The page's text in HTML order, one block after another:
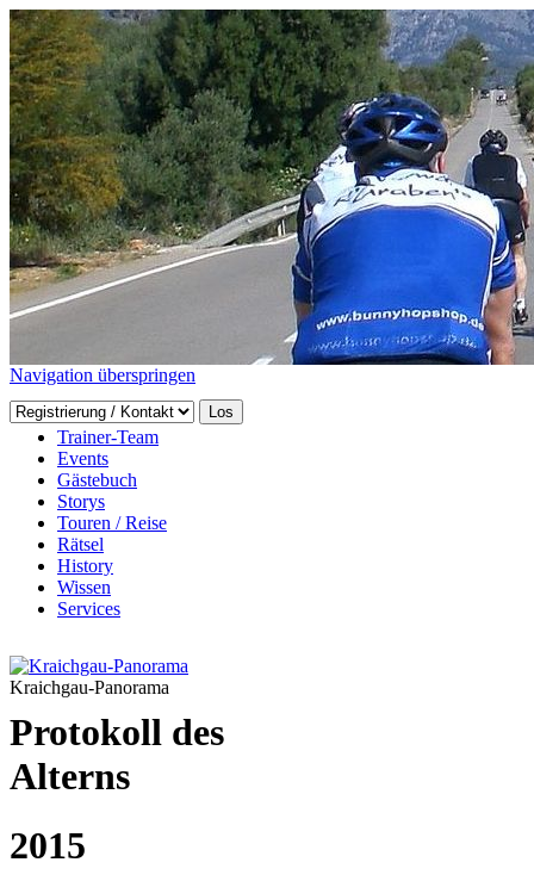
Navigation überspringen
Home
Trainer-Team
Events
Gästebuch
Storys
Touren / Reise
Rätsel
History
Wissen
Services
Kraichgau-Panorama
Protokoll des
Alterns
2015